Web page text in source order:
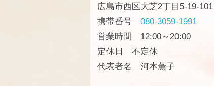
広島市西区大芝2丁目5-19-101
携帯番号 080-3059-1991
営業時間 12:00～20:00
定休日 不定休
代表者名 河本薫子